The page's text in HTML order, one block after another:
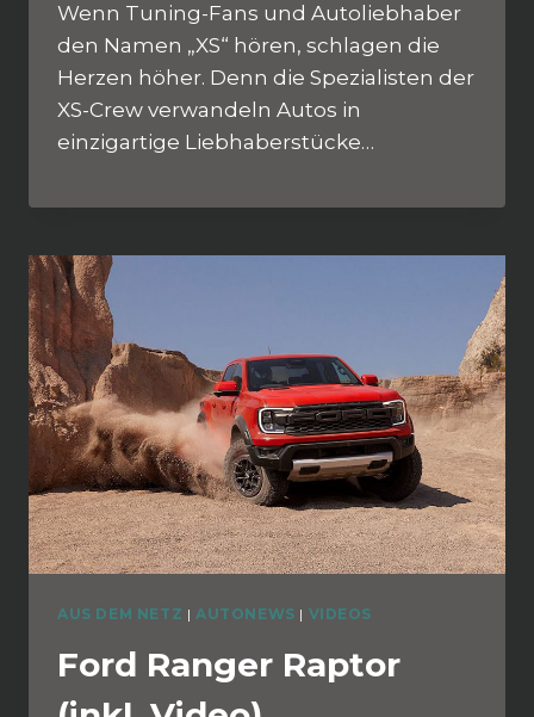
Wenn Tuning-Fans und Autoliebhaber
den Namen „XS“ hören, schlagen die
Herzen höher. Denn die Spezialisten der
XS-Crew verwandeln Autos in
einzigartige Liebhaberstücke…
AUS DEM NETZ | AUTONEWS | VIDEOS
Ford Ranger Raptor